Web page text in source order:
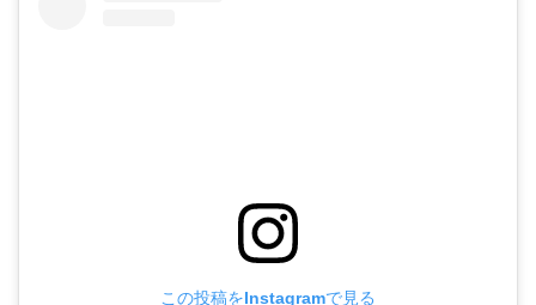
この投稿をInstagramで見る